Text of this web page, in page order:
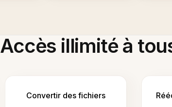
Accès illimité à
Convertir des fichiers